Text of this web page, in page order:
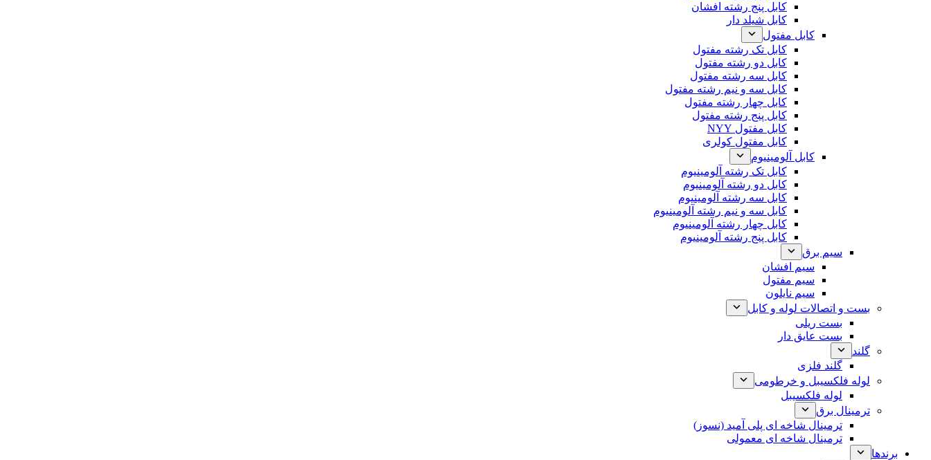
کابل پنج رشته افشان
کابل شیلد دار
کابل مفتول
کابل تک رشته مفتول
کابل دو رشته مفتول
کابل سه رشته مفتول
کابل سه و نیم رشته مفتول
کابل چهار رشته مفتول
کابل پنج رشته مفتول
کابل مفتول NYY
کابل مفتول کولری
کابل آلومینیوم
کابل تک رشته آلومینیوم
کابل دو رشته آلومینیوم
کابل سه رشته آلومینیوم
کابل سه و نیم رشته آلومینیوم
کابل چهار رشته آلومینیوم
کابل پنج رشته آلومینیوم
سیم برق
سیم افشان
سیم مفتول
سیم نایلون
بست و اتصالات لوله و کابل
بست ریلی
بست عایق دار
گلند
گلند فلزی
لوله فلکسیبل و خرطومی
لوله فلکسیبل
ترمینال برق
ترمینال شاخه ای پلی آمید (نسوز)
ترمینال شاخه ای معمولی
برندها